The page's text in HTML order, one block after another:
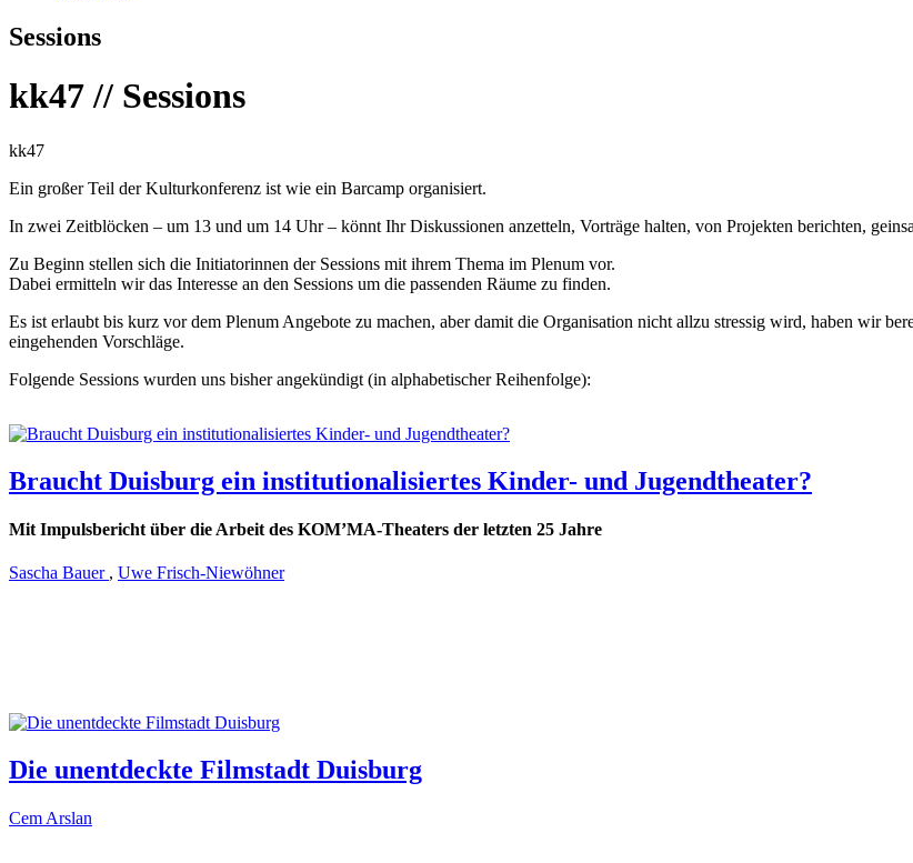
Sessions
kk47 // Sessions
kk47
Ein großer Teil der Kulturkonferenz ist wie ein Barcamp organisiert.
In zwei Zeitblöcken – um 13 und um 14 Uhr – könnt Ihr Diskussionen anzetteln, Vorträge halten, von Projekten berichten,
Zu Beginn stellen sich die Initiatorinnen der Sessions mit ihrem Thema im Plenum vor.
Dabei ermitteln wir das Interesse an den Sessions um die passenden Räume zu finden.
Es ist erlaubt bis kurz vor dem Plenum Angebote zu machen, aber damit die Organisation nicht allzu stressig wird, haben wir
eingehenden Vorschläge.
Folgende Sessions wurden uns bisher angekündigt (in alphabetischer Reihenfolge):
Braucht Duisburg ein institutionalisiertes Kinder- und Jugendtheater?
Mit Impulsbericht über die Arbeit des KOM’MA-Theaters der letzten 25 Jahre
Sascha Bauer , Uwe Frisch-Niewöhner
Die unentdeckte Filmstadt Duisburg
Cem Arslan